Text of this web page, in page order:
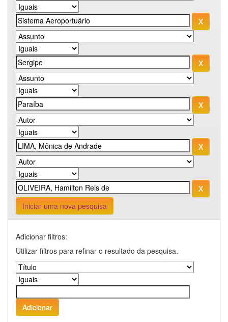
Iniciar uma nova pesquisa
Adicionar filtros:
Utilizar filtros para refinar o resultado da pesquisa.